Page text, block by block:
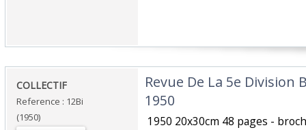
‎COLLECTIF‎
Reference : 12Bi
(1950)
‎Revue De La 5e Division
1950‎
1950 20x30cm 48 pages -